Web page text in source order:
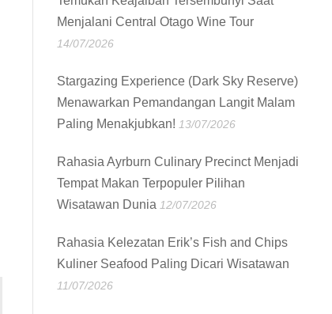
Menjalani Central Otago Wine Tour
14/07/2026
Stargazing Experience (Dark Sky Reserve)
Menawarkan Pemandangan Langit Malam
Paling Menakjubkan! 13/07/2026
Rahasia Ayrburn Culinary Precinct Menjadi
Tempat Makan Terpopuler Pilihan
Wisatawan Dunia 12/07/2026
Rahasia Kelezatan Erik’s Fish and Chips
Kuliner Seafood Paling Dicari Wisatawan
11/07/2026